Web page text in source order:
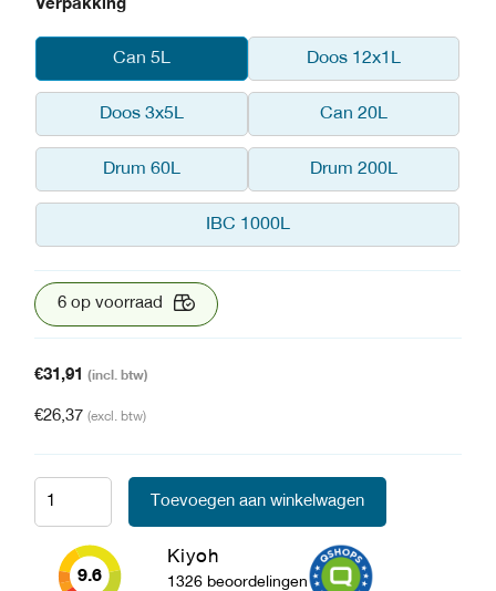
Verpakking
Can 5L Doos 12x1L
Doos 3x5L Can 20L
Drum 60L Drum 200L
IBC 1000L
6 op voorraad
€31,91 (incl. btw)
€26,37 (excl. btw)
Toevoegen aan winkelwagen
9.6
Kiyoh
1326 beoordelingen